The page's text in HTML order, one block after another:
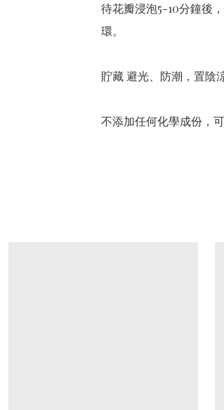
待花瓣​​浸泡5-10分鐘後
環。
貯藏 避光、防潮，置陰
不添加任何化學成份，可